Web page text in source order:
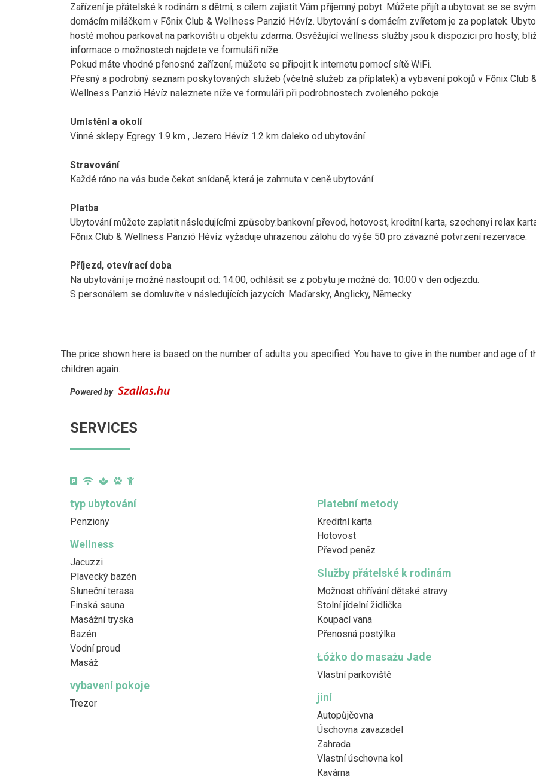
Zařízení je přátelské k rodinám s dětmi, s cílem zajistit Vám příjemný pobyt. Můžete přijít a ubytovat se se svým
domácím miláčkem v Főnix Club & Wellness Panzió Hévíz. Ubytování s domácím zvířetem je za poplatek.
hosté mohou parkovat na parkovišti u objektu zdarma. Osvěžující wellness služby jsou k dispozici pro hosty,
informace o možnostech najdete ve formuláři níže.
Pokud máte vhodné přenosné zařízení, můžete se připojit k internetu pomocí sítě WiFi.
Přesný a podrobný seznam poskytovaných služeb (včetně služeb za příplatek) a vybavení pokojů v Főnix Club
Wellness Panzió Hévíz naleznete níže ve formuláři při podrobnostech zvoleného pokoje.
Umístění a okolí
Vinné sklepy Egregy 1.9 km , Jezero Hévíz 1.2 km daleko od ubytování.
Stravování
Každé ráno na vás bude čekat snídaně, která je zahrnuta v ceně ubytování.
Platba
Ubytování můžete zaplatit následujícími způsoby:bankovní převod, hotovost, kreditní karta, szechenyi relax
Főnix Club & Wellness Panzió Hévíz vyžaduje uhrazenou zálohu do výše 50 pro závazné potvrzení rezervace.
Příjezd, otevírací doba
Na ubytování je možné nastoupit od: 14:00, odhlásit se z pobytu je možné do: 10:00 v den odjezdu.
S personálem se domluvíte v následujících jazycích: Maďarsky, Anglicky, Německy.
The price shown here is based on the number of adults you specified. You have to give in the number and age of
children again.
Powered by
SERVICES
typ ubytování
Penziony
Platební metody
Kreditní karta
Hotovost
Převod peněz
Wellness
Jacuzzi
Plavecký bazén
Sluneční terasa
Finská sauna
Masážní tryska
Bazén
Vodní proud
Masáž
Služby přátelské k rodinám
Možnost ohřívání dětské stravy
Stolní jídelní židlička
Koupací vana
Přenosná postýlka
Łóżko do masażu Jade
Vlastní parkoviště
vybavení pokoje
Trezor jiní
Autopůjčovna
Úschovna zavazadel
Zahrada
Vlastní úschovna kol
Kavárna